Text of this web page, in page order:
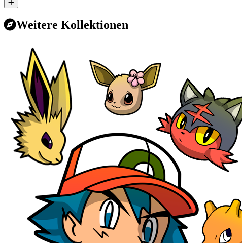
Weitere Kollektionen